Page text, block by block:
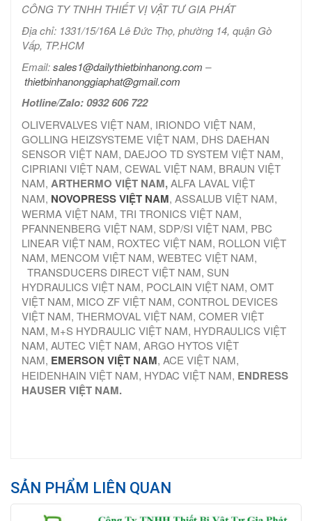
CÔNG TY TNHH THIẾT VỊ VẬT TƯ GIA PHÁT
Địa chỉ: 1331/15/16A Lê Đức Thọ, phường 14, quận Gò
Vấp, TP.HCM
Email:sales1@dailythietbinhanong.com –
thietbinhanonggiaphat@gmail.com
Hotline/Zalo: 0932 606 722
OLIVERVALVES VIỆT NAM, IRIONDO VIỆT NAM,
GOLLING HEIZSYSTEME VIỆT NAM, DHS DAEHAN
SENSOR VIỆT NAM, DAEJOO TD SYSTEM VIỆT NAM,
CIPRIANI VIỆT NAM, CEWAL VIỆT NAM, BRAUN VIỆT
NAM, ARTHERMO VIỆT NAM,ALFA LAVAL VIỆT
NAM, NOVOPRESS VIỆT NAM, ASSALUB VIỆT NAM,
WERMA VIỆT NAM, TRI TRONICS VIỆT NAM,
PFANNENBERG VIỆT NAM, SDP/SI VIỆT NAM, PBC
LINEAR VIỆT NAM, ROXTEC VIỆT NAM, ROLLON VIỆT
NAM, MENCOM VIỆT NAM, WEBTEC VIỆT NAM,
TRANSDUCERS DIRECT VIỆT NAM, SUN
HYDRAULICS VIỆT NAM, POCLAIN VIỆT NAM, OMT
VIỆT NAM, MICO ZF VIỆT NAM, CONTROL DEVICES
VIỆT NAM, THERMOVAL VIỆT NAM, COMER VIỆT
NAM, M+S HYDRAULIC VIỆT NAM, HYDRAULICS VIỆT
NAM, AUTEC VIỆT NAM, ARGO HYTOS VIỆT
NAM, EMERSON VIỆT NAM, ACE VIỆT NAM,
HEIDENHAIN VIỆT NAM, HYDAC VIỆT NAM, ENDRESS
HAUSER VIỆT NAM.
SẢN PHẨM LIÊN QUAN